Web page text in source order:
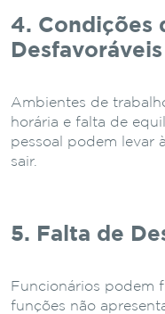
4. Condições
Desfavoráveis
Ambientes de
horária e falta de
pessoal podem levar
sair.
5. Falta de
Funcionários podem
funções não